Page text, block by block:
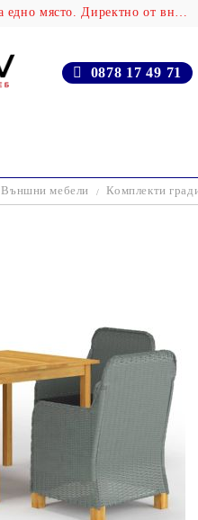
Крабов - Над 100 000 продукта на едно място. Директно от вносителя!
0878 17 49 71
Външни мебели Комплекти